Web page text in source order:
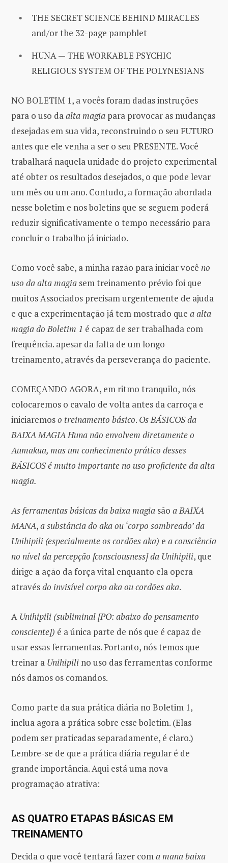
THE SECRET SCIENCE BEHIND MIRACLES
and/or the 32-page pamphlet
HUNA — THE WORKABLE PSYCHIC
RELIGIOUS SYSTEM OF THE POLYNESIANS
NO BOLETIM 1, a vocês foram dadas instruções
para o uso daalta magia para provocar as mudanças
desejadas em sua vida, reconstruindo o seu FUTURO
antes que ele venha a ser o seu PRESENTE. Você
trabalhará naquela unidade do projeto experimental
até obter os resultados desejados, o que pode levar
um mês ou um ano. Contudo, a formação abordada
nesse boletim e nos boletins que se seguem poderá
reduzir significativamente o tempo necessário para
concluir o trabalho já iniciado.
Como você sabe, a minha razão para iniciar você no
uso da alta magia sem treinamento prévio foi que
muitos Associados precisam urgentemente de ajuda
e que a experimentação já tem mostrado que a alta
magia do Boletim 1 é capaz de ser trabalhada com
frequência. apesar da falta de um longo
treinamento, através da perseverança do paciente.
COMEÇANDO AGORA, em ritmo tranquilo, nós
colocaremos o cavalo de volta antes da carroça e
iniciaremoso treinamento básico. Os BÁSICOS da
BAIXA MAGIA Huna não envolvem diretamente o
Aumakua, mas um conhecimento prático desses
BÁSICOS é muito importante no uso proficiente da alta
magia.
As ferramentas básicas da baixa magia são a BAIXA
MANA,a substância do aka ou ‘corpo sombreado’ da
Unihipili (especialmente os cordões aka) e a consciência
no nível da percepção [consciousness] da Unihipili, que
dirige a ação da força vital enquanto ela opera
atravésdo invisível corpo aka ou cordões aka.
A Unihipili (subliminal [PO: abaixo do pensamento
consciente]) é a única parte de nós que é capaz de
usar essas ferramentas. Portanto, nós temos que
treinar a Unihipili no uso das ferramentas conforme
nós damos os comandos.
Como parte da sua prática diária no Boletim 1,
inclua agora a prática sobre esse boletim. (Elas
podem ser praticadas separadamente, é claro.)
Lembre-se de que a prática diária regular é de
grande importância. Aqui está uma nova
programação atrativa:
AS QUATRO ETAPAS BÁSICAS EM
TREINAMENTO
Decida o que você tentará fazer coma mana baixa